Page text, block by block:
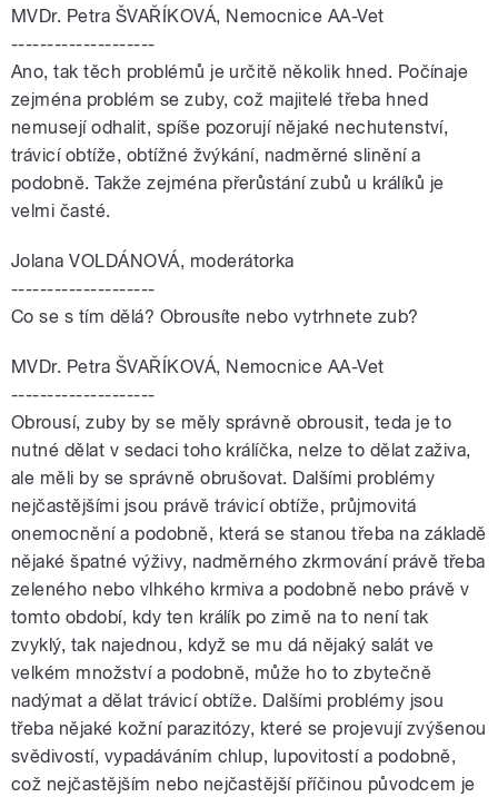
MVDr. Petra ŠVAŘÍKOVÁ, Nemocnice AA-Vet
--------------------
Ano, tak těch problémů je určitě několik hned. Počínaje
zejména problém se zuby, což majitelé třeba hned
nemusejí odhalit, spíše pozorují nějaké nechutenství,
trávicí obtíže, obtížné žvýkání, nadměrné slinění a
podobně. Takže zejména přerůstání zubů u králíků je
velmi časté.
Jolana VOLDÁNOVÁ, moderátorka
--------------------
Co se s tím dělá? Obrousíte nebo vytrhnete zub?
MVDr. Petra ŠVAŘÍKOVÁ, Nemocnice AA-Vet
--------------------
Obrousí, zuby by se měly správně obrousit, teda je to
nutné dělat v sedaci toho králíčka, nelze to dělat zaživa,
ale měli by se správně obrušovat. Dalšími problémy
nejčastějšími jsou právě trávicí obtíže, průjmovitá
onemocnění a podobně, která se stanou třeba na základě
nějaké špatné výživy, nadměrného zkrmování právě třeba
zeleného nebo vlhkého krmiva a podobně nebo právě v
tomto období, kdy ten králík po zimě na to není tak
zvyklý, tak najednou, když se mu dá nějaký salát ve
velkém množství a podobně, může ho to zbytečně
nadýmat a dělat trávicí obtíže. Dalšími problémy jsou
třeba nějaké kožní parazitózy, které se projevují zvýšenou
svědivostí, vypadáváním chlup, lupovitostí a podobně,
což nejčastějším nebo nejčastější příčinou původcem je